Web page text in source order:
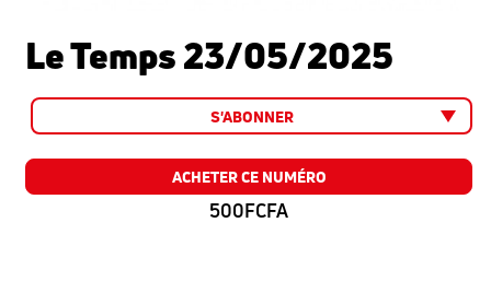
Le Temps 23/05/2025
S'ABONNER
ACHETER CE NUMÉRO
500FCFA